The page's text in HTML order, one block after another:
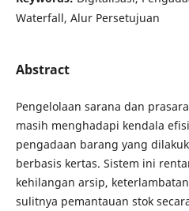
Waterfall, Alur Persetujuan
Abstract
Pengelolaan sarana dan
masih menghadapi kendala
pengadaan barang yang
berbasis kertas. Sistem ini
kehilangan arsip,
sulitnya pemantauan stok